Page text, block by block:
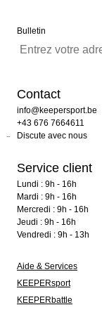
Bulletin
Contact
info@keepersport.be
+43 676 7664611
Discute avec nous
Service client
Lundi : 9h - 16h
Mardi : 9h - 16h
Mercredi : 9h - 16h
Jeudi : 9h - 16h
Vendredi : 9h - 13h
Aide & Services
KEEPERsport
KEEPERbattle